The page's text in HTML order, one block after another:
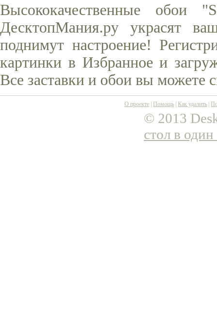
Высококачественные
ДесктопМания.ру украсят
поднимут настроение!
картинки в Избранное и
Все заставки и обои вы можете
О проекте Помощь Как удалить
© 2013
стол в